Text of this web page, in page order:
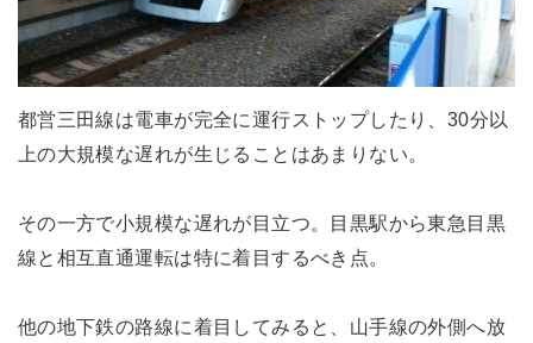
都営三田線は電車が完全に運行ストップしたり、30分以
上の大規模な遅れが生じることはあまりない。
その一方で小規模な遅れが目立つ。目黒駅から東急目黒
線と相互直通運転は特に着目するべき点。
他の地下鉄の路線に着目してみると、山手線の外側へ放